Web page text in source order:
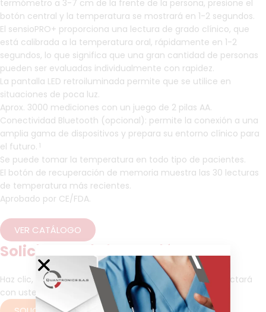
termómetro a 3-7 cm de la frente de la persona, presione el
botón central y la temperatura se mostrará en 1-2 segundos.
El sensioPRO+ proporciona una lectura de grado clínico, que
está calibrada a la temperatura oral, rápidamente en 1-2
segundos, lo que significa que una gran cantidad de personas
pueden ser evaluadas individualmente con rapidez.
La pantalla LED retroiluminada permite que se utilice en
situaciones de poca luz.
Aprox. 3000 mediciones con un juego de 2 pilas AA.
Conectividad Bluetooth (opcional): permite la conexión a una
amplia gama de dispositivos y prepara su entorno clínico para
el futuro. 1
Se puede tomar la temperatura en todo tipo de pacientes.
El botón de recuperación de memoria muestra las 30 lecturas
de temperatura más recientes.
Aprobado por CE/FDA.
VER CATÁLOGO
Solicitud de información
Haz clic, dejenos sus datos y pronto un asesor se contactará
con usted para brindarle más información.